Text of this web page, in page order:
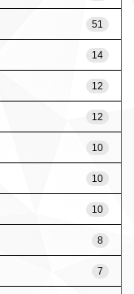
51
14
12
12
10
10
10
8
7